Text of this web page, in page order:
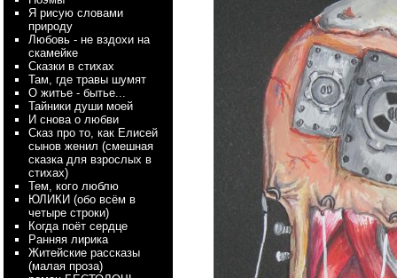
Я рисую словами
природу
Любовь - не вздохи на
скамейке
Сказки в стихах
Там, где травы шумят
О житье - бытье...
Тайники души моей
И снова о любви
Сказ про то, как Елисей
сынов женил (смешная
сказка для взрослых в
стихах)
Тем, кого люблю
ЮЛИКИ (обо всём в
четыре строки)
Когда поёт сердце
Ранняя лирика
Житейские рассказы
(малая проза)